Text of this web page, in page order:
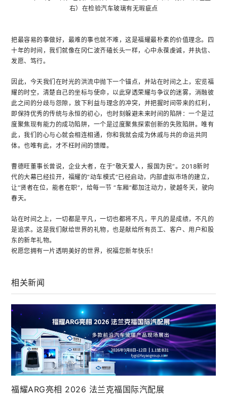
右）在检验汽车玻璃有无瑕疵点
把最容易的事做好，最难的事也就不难，这是福耀最朴素的价值理念。四
十年的时间，我们就像在冈仁波齐磕长头一样，心中永葆虔诚，并执信、
发愿、笃行。
因此，今天我们在时光的洪流中抛下一个锚点，并站在时间之上，宏览福
耀的时空，清楚自己的坐标与使命，以此穿透荣耀与争议的迷雾，消融彼
此之间的分歧与怨隙，放下利益与理念的冲突，并把握时间带来的红利，
即保持优秀的传统与永恒的初心，也时刻躲避未来时间的陷阱：一个是过
度聚焦现有能力的成功陷阱，一个是过度聚焦探索创新的失败陷阱。唯有
此，我们的心与心就会相连相通，你和我就会成为休戚与共的命运共同
体。也唯有此，才不枉时间的馈赠。
曹德旺董事长曾说，企业大者，在于“敬天爱人，报国为民”。2018新时
代的大幕已经拉开，福耀的“动车模式”已经启动，内部虚拟市场的建立，
让“贤者在位，能者在职”，给每一节 “车厢”都加注动力，驶越冬天，驶向
春天。
站在时间之上，一切都是平凡，一切也都将不凡，平凡的是成绩，不凡的
是追求。这是我们献给世界的礼物，也是献给所有员工、客户、用户和股
东的新年礼物。
祝愿您拥有一片透明美好的世界，祝福您新年快乐！
相关新闻
福耀ARG亮相 2026 法兰克福国际汽配展